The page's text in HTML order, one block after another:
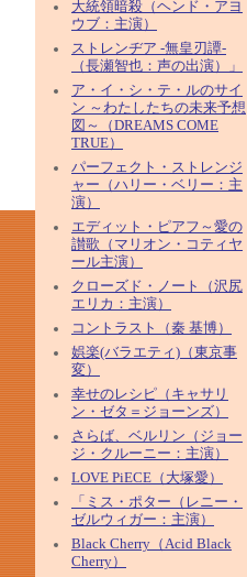
大統領暗殺（ヘンド・アヨ
ウブ：主演）
ストレンヂア -無皇刃譚-
（長瀬智也：声の出演）」
ア・イ・シ・テ・ルのサイ
ン ～わたしたちの未来予想
図～（DREAMS COME
TRUE）
パーフェクト・ストレンジ
ャー（ハリー・ベリー：主
演）
エディット・ピアフ～愛の
讃歌（マリオン・コティヤ
ール主演）
クローズド・ノート（沢尻
エリカ：主演）
コントラスト（秦 基博）
娯楽(バラエティ)（東京事
変）
幸せのレシピ（キャサリ
ン・ゼタ＝ジョーンズ）
さらば、ベルリン（ジョー
ジ・クルーニー：主演）
LOVE PiECE（大塚愛）
「ミス・ポター（レニー・
ゼルウィガー：主演）
Black Cherry（Acid Black
Cherry）